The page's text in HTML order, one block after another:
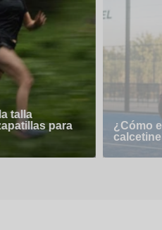
talla
para
¿Cómo